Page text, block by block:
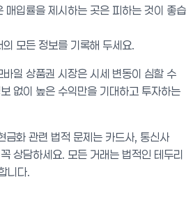
매입률을 제시하는 곳은 피하는 것이 좋습
의 모든 정보를 기록해 두세요.
바일 상품권 시장은 시세 변동이 심할 수
없이 높은 수익만을 기대하고 투자하는
금화 관련 법적 문제는 카드사, 통신사
상담하세요. 모든 거래는 법적인 테두리
니다.